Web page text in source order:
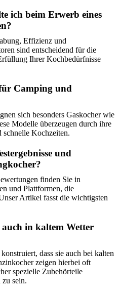
ich beim Erwerb eines
Effizienz und
sind entscheidend für die
Ihrer Kochbedürfnisse
Camping und
sich besonders Gaskocher wie
Modelle überzeugen durch ihre
Kochzeiten.
und
finden Sie in
und Plattformen, die
Artikel fasst die wichtigsten
in kaltem Wetter
dass sie auch bei kalten
zeigen hierbei oft
spezielle Zubehörteile
sein.